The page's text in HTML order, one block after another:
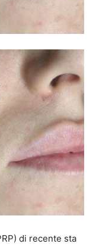
di recente sta